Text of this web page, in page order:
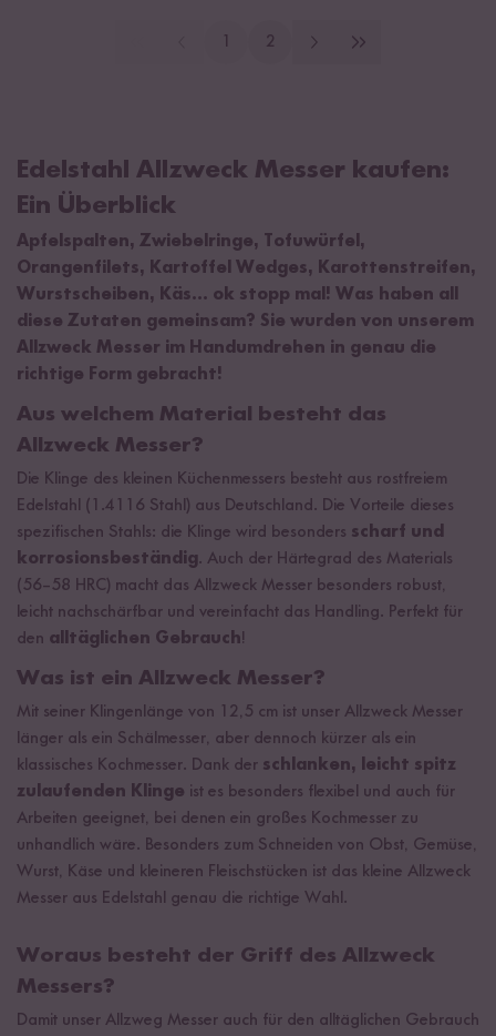
2
Edelstahl Allzweck Messer kaufen:
Ein Überblick
Apfelspalten, Zwiebelringe, Tofuwürfel,
Orangenfilets, Kartoffel Wedges, Karottenstreifen,
Wurstscheiben, Käs... ok stopp mal! Was haben all
diese Zutaten gemeinsam? Sie wurden von unserem
Allzweck Messer im Handumdrehen in genau die
richtige Form gebracht!
Aus welchem Material besteht das
Allzweck Messer?
Die Klinge des kleinen Küchenmessers besteht aus rostfreiem
Edelstahl (1.4116 Stahl) aus Deutschland. Die Vorteile dieses
spezifischen Stahls: die Klinge wird besonders scharf und
korrosionsbeständig. Auch der Härtegrad des Materials
(56–58 HRC) macht das Allzweck Messer besonders robust,
leicht nachschärfbar und vereinfacht das Handling. Perfekt für
den alltäglichen Gebrauch!
Was ist ein Allzweck Messer?
Mit seiner Klingenlänge von 12,5 cm ist unser Allzweck Messer
länger als ein Schälmesser, aber dennoch kürzer als ein
klassisches Kochmesser. Dank der schlanken, leicht spitz
zulaufenden Klinge ist es besonders flexibel und auch für
Arbeiten geeignet, bei denen ein großes Kochmesser zu
unhandlich wäre. Besonders zum Schneiden von Obst, Gemüse,
Wurst, Käse und kleineren Fleischstücken ist das kleine Allzweck
Messer aus Edelstahl genau die richtige Wahl.
Woraus besteht der Griff des Allzweck
Messers?
Damit unser Allzweg Messer auch für den alltäglichen Gebrauch